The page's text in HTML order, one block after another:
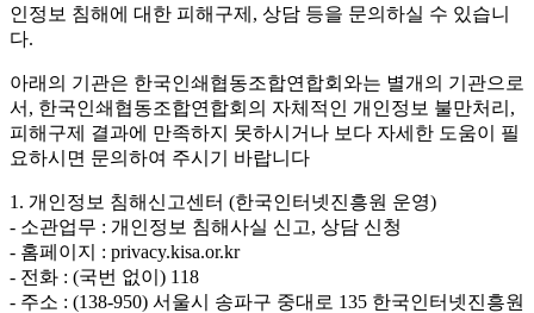
인정보 침해에 대한 피해구제, 상담 등을 문의하실 수 있습니
다.
아래의 기관은 한국인쇄협동조합연합회와는 별개의 기관으로
서, 한국인쇄협동조합연합회의 자체적인 개인정보 불만처리,
피해구제 결과에 만족하지 못하시거나 보다 자세한 도움이 필
요하시면 문의하여 주시기 바랍니다
1. 개인정보 침해신고센터 (한국인터넷진흥원 운영)
- 소관업무 : 개인정보 침해사실 신고, 상담 신청
- 홈페이지 : privacy.kisa.or.kr
- 전화 : (국번 없이) 118
- 주소 : (138-950) 서울시 송파구 중대로 135 한국인터넷진흥원